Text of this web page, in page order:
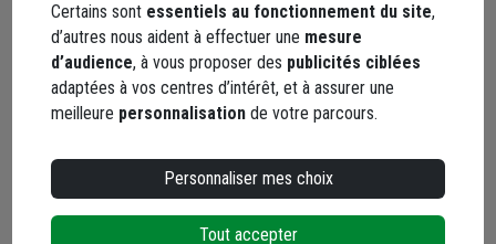
Choisir une agence pour vérifier le stock
Trouver du stock en agence
Livraison disponible selon stock agence
Certains sont essentiels au fonctionnement du site,
d’autres nous aident à effectuer une mesure
d’audience, à vous proposer des publicités ciblées
adaptées à vos centres d’intérêt, et à assurer une
meilleure personnalisation de votre parcours.
Personnaliser mes choix
Tout accepter